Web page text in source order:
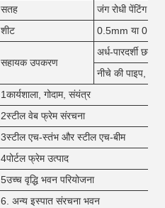
सतह
जंग रोधी पेंटिंग या
शीट
0.5mm या
सहायक उपकरण
अर्ध-पारदर्शी छत
नीचे की पाइप,
1कार्यशाला, गोदाम, संयंत्र
2स्टील वेब फ्रेम संरचना
3स्टील एच-स्तंभ और स्टील एच-बीम
4पोर्टल फ्रेम उत्पाद
5उच्च वृद्धि भवन परियोजना
6. अन्य इस्पात संरचना भवन